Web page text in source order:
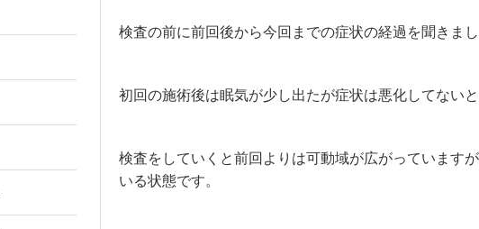
検査の前に前回後から今回までの症状の経過を聞きまし
初回の施術後は眠気が少し出たが症状は悪化してないと
検査をしていくと前回よりは可動域が広がっています
いる状態です。